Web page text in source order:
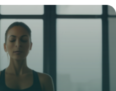
votre estime